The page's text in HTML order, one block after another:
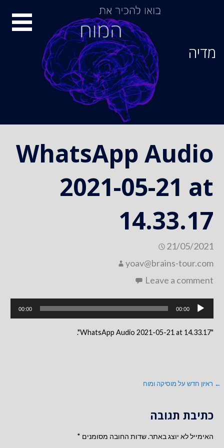
מדיה
WhatsApp Audio
2021-05-21 at
14.33.17
21/05/2021
yoav@brains-tour.com
Leave a comment
אודיו
00:00
00:00
"WhatsApp Audio 2021-05-21 at 14.33.17".
ניווט
← ראיון חדש על מוסיקה ומוח
כתיבת תגובה
האימייל לא יוצג באתר.שדות החובה מסומנים *